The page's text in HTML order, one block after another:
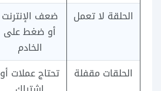
الحلقة لا تعمل
ضعف الإنترنت
أو ضغط على
الخادم
الحلقات مقفلة
تحتاج عملات أو